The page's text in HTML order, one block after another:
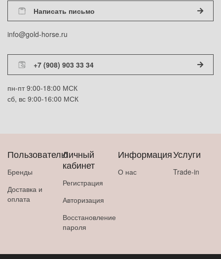
Написать письмо
info@gold-horse.ru
+7 (908) 903 33 34
пн-пт 9:00-18:00 МСК
сб, вс 9:00-16:00 МСК
Пользователю
Бренды
Доставка и
оплата
Личный
кабинет
Регистрация
Авторизация
Восстановление
пароля
Информация
О нас
Услуги
Trade-in